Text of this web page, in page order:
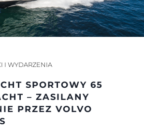
TRADYCJA
I WYDARZENIA
SPORTOWY 65
– ZASILANY
PRZEZ VOLVO